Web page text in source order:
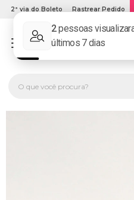
2ª via do Boleto Rastrear Pedido